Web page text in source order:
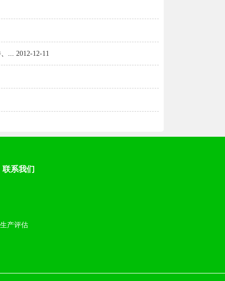
... 2012-12-11
联系我们
产评估